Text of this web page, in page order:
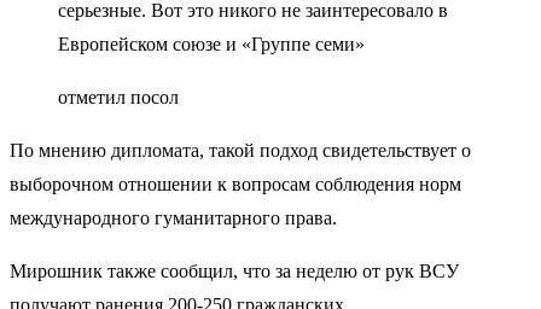
серьезные. Вот это никого не заинтересовало в
Европейском союзе и «Группе семи»
отметил посол
По мнению дипломата, такой подход свидетельствует о
выборочном отношении к вопросам соблюдения норм
международного гуманитарного права.
Мирошник также сообщил, что за неделю от рук ВСУ
получают ранения 200-250 гражданских.